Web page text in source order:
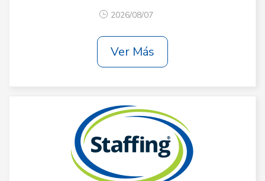
2026/08/07
Ver Más